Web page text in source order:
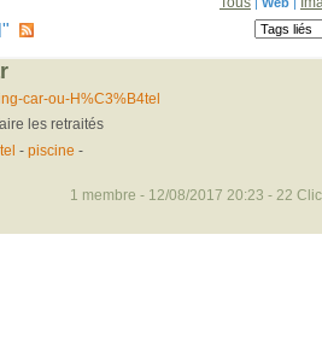
car-ou-H%C3%B4tel
les retraités
- piscine -
1 membre - 12/08/2017 20:23 - 22